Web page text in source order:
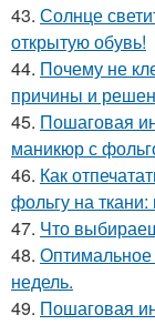
43. Солнце
открытую обувь!
44. Почему не
причины и
45. Пошаговая
маникюр с
46. Как
фольгу на
47. Что
48. Оптимальное
недель.
49. Пошаговая